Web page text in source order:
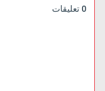
0 تعليقات